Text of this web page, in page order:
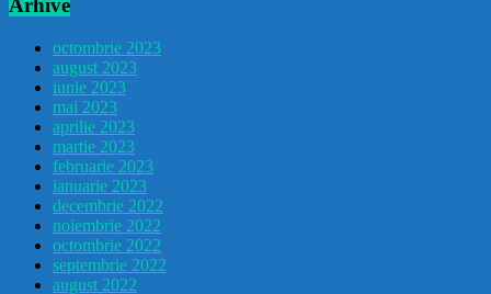
Arhive
octombrie 2023
august 2023
iunie 2023
mai 2023
aprilie 2023
martie 2023
februarie 2023
ianuarie 2023
decembrie 2022
noiembrie 2022
octombrie 2022
septembrie 2022
august 2022